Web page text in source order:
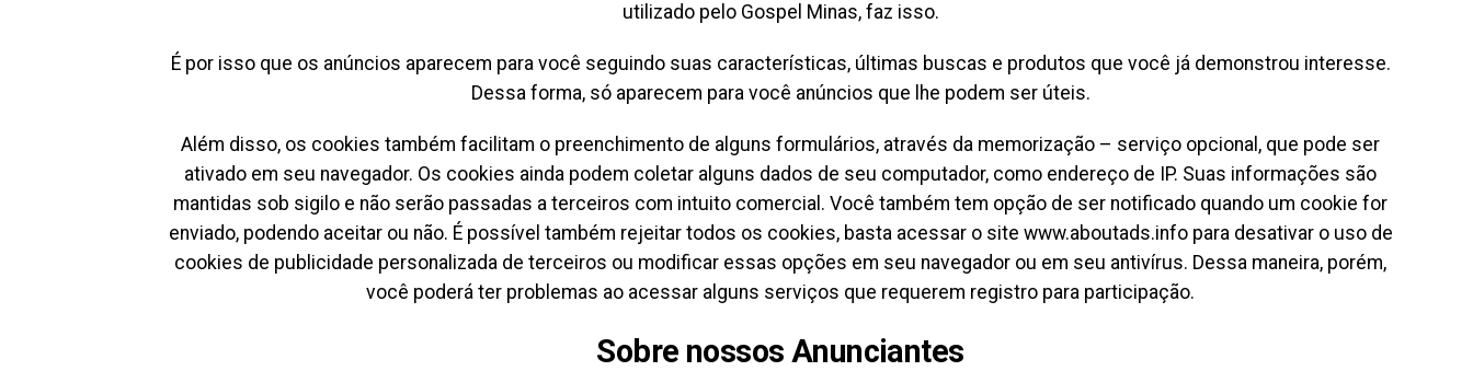
utilizado pelo Gospel Minas, faz isso.
É por isso que os anúncios aparecem para você seguindo suas características, últimas buscas e produtos que você já demonstrou interesse.
Dessa forma, só aparecem para você anúncios que lhe podem ser úteis.
Além disso, os cookies também facilitam o preenchimento de alguns formulários, através da memorização – serviço opcional, que pode ser
ativado em seu navegador. Os cookies ainda podem coletar alguns dados de seu computador, como endereço de IP. Suas informações são
mantidas sob sigilo e não serão passadas a terceiros com intuito comercial. Você também tem opção de ser notificado quando um cookie for
enviado, podendo aceitar ou não. É possível também rejeitar todos os cookies, basta acessar o site www.aboutads.info para desativar o uso de
cookies de publicidade personalizada de terceiros ou modificar essas opções em seu navegador ou em seu antivírus. Dessa maneira, porém,
você poderá ter problemas ao acessar alguns serviços que requerem registro para participação.
Sobre nossos Anunciantes